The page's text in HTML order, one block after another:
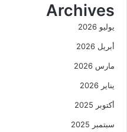
Archives
يوليو 2026
أبريل 2026
مارس 2026
يناير 2026
أكتوبر 2025
سبتمبر 2025